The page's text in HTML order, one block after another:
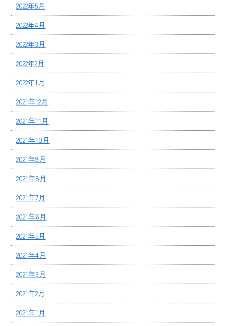
2022年5月
2022年4月
2022年3月
2022年2月
2022年1月
2021年12月
2021年11月
2021年10月
2021年9月
2021年8月
2021年7月
2021年6月
2021年5月
2021年4月
2021年3月
2021年2月
2021年1月